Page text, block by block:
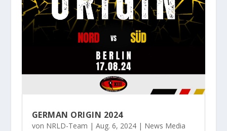
GERMAN ORIGIN 2024
von NRLD-Team | Aug. 6, 2024| News Media